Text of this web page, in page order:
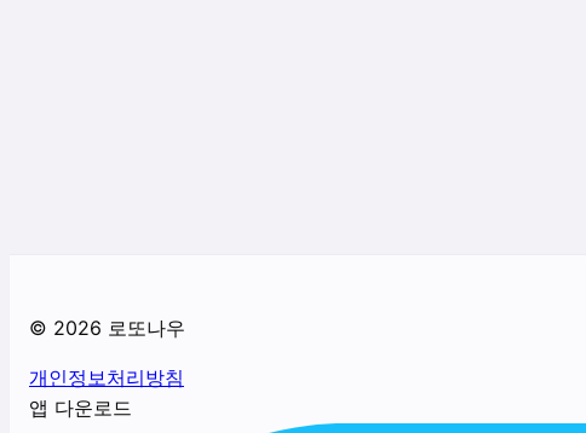
© 2026 로또나우
개인정보처리방침
앱 다운로드